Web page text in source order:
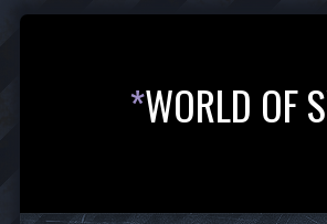
*WORLD OF